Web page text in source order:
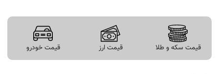
قیمت سکه و طلا قیمت ارز قیمت خودرو